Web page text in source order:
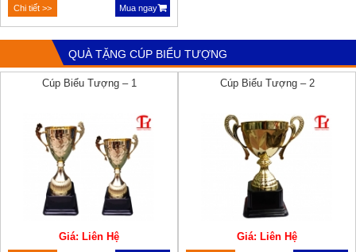
Chi tiết >> Mua ngay
QUÀ TẶNG CÚP BIỂU TƯỢNG
Cúp Biểu Tượng – 1
Giá: Liên Hệ
Cúp Biểu Tượng – 2
Giá: Liên Hệ